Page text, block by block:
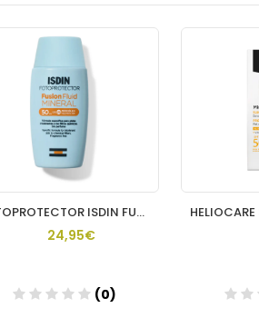
FOTOPROTECTOR ISDIN FUSION FLUID MINERAL SPF 50 1 ENVASE 50
24,95€
(0)